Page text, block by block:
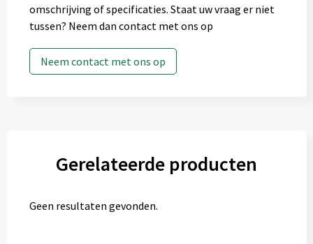
omschrijving of specificaties. Staat uw vraag er niet
tussen? Neem dan contact met ons op
Neem contact met ons op
Gerelateerde producten
Geen resultaten gevonden.